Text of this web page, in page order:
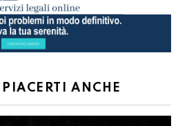
PIACERTI ANCHE